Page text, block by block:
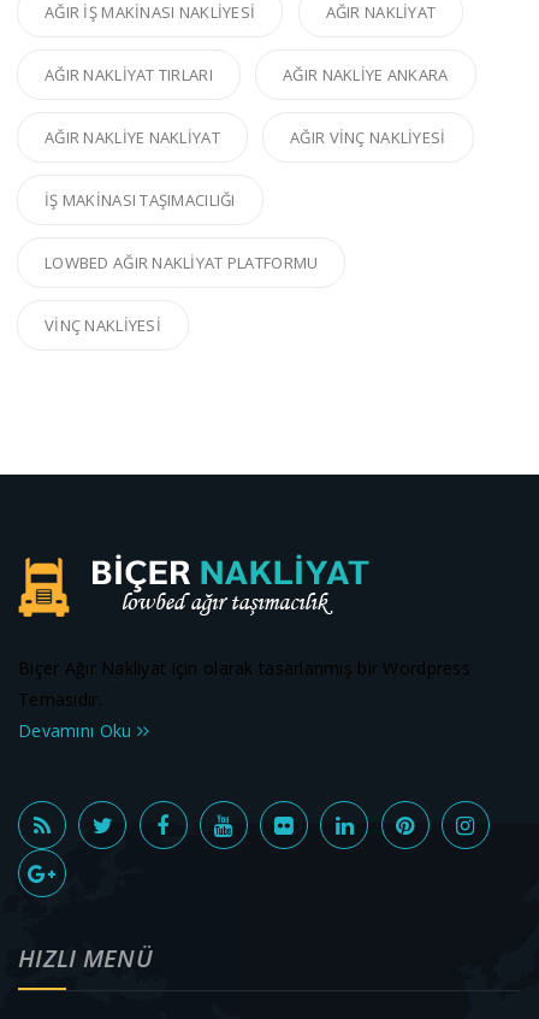
AĞIR IŞ MAKINASI NAKLIYESI AĞIR NAKLIYAT
AĞIR NAKLIYAT TIRLARI AĞIR NAKLIYE ANKARA
AĞIR NAKLIYE NAKLIYAT AĞIR VINÇ NAKLIYESI
IŞ MAKINASI TAŞIMACILIĞI
LOWBED AĞIR NAKLIYAT PLATFORMU
VINÇ NAKLIYESI
Biçer Ağır Nakliyat için olarak tasarlanmış bir Wordpress
Temasıdır.
Devamını Oku
HIZLI MENÜ